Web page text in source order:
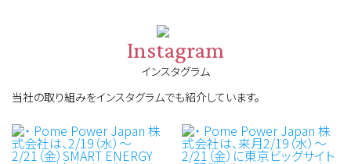
Instagram
インスタグラム
当社の取り組みをインスタグラムでも紹介しています。